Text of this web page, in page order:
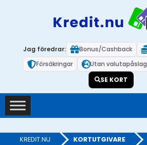
Jag föredrar: Bonus/Cashback
Försäkringar
Utan valutapåslag
SE KORT
KREDIT.NU KORTUTGIVARE